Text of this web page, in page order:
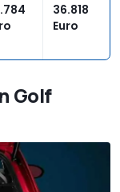
36.818
Euro
Golf